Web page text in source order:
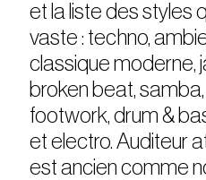
et la liste des styles
vaste : techno,
classique moderne,
broken beat,
footwork, drum &
et electro. Auditeur
est ancien comme